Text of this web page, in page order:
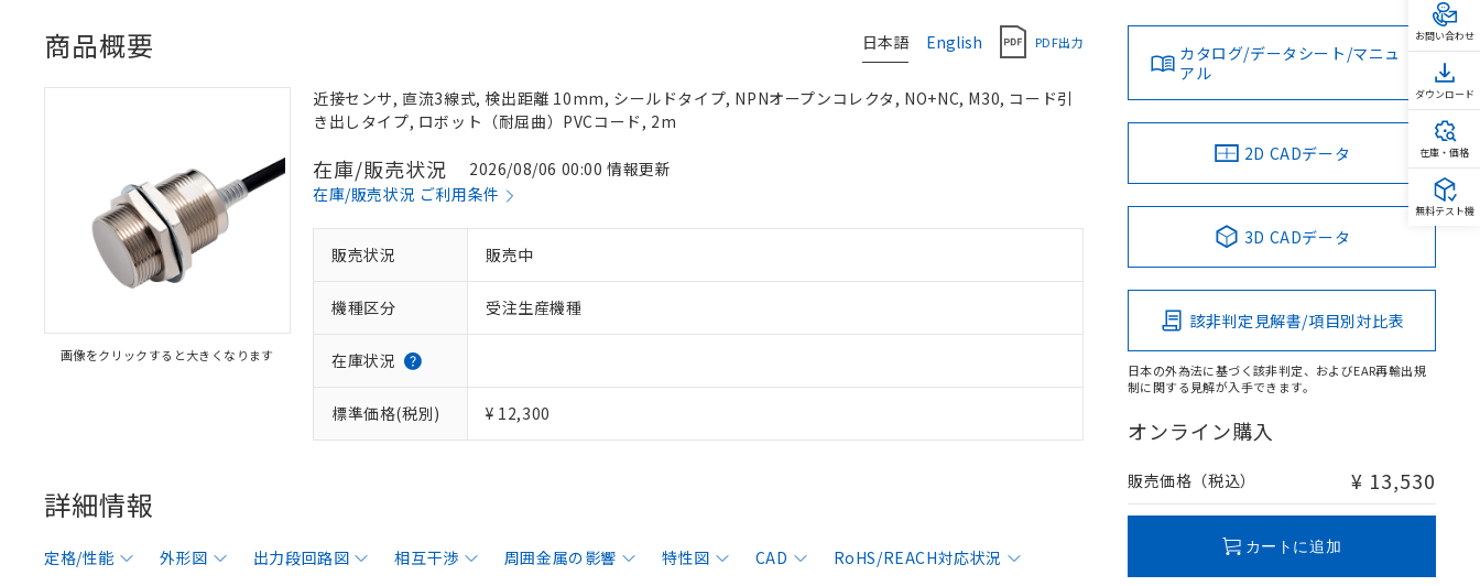
日本語 English PDF出力
商品概要
画像をクリックすると大きくなります
近接センサ, 直流3線式, 検出距離 10mm, シールドタイプ, NPNオープンコレクタ, NO+NC, M30, コード引
き出しタイプ, ロボット（耐屈曲）PVCコード, 2m
在庫/販売状況
2026/08/06 00:00 情報更新
在庫/販売状況 ご利用条件
販売状況 販売中
機種区分 受注生産機種
在庫状況
標準価格(税別) ¥ 12,300
詳細情報
定格/性能 外形図 出力段回路図 相互干渉 周囲金属の影響 特性図 CAD
RoHS/REACH対応状況
カタログ/データシート/マニュ
アル
2D CADデータ
3D CADデータ
該非判定見解書/項目別対比表
日本の外為法に基づく該非判定、およびEAR再輸出規
制に関する見解が入手できます。
オンライン購入
販売価格（税込） ¥ 13,530
カートに追加
お問い合わせ
ダウンロード
在庫・価格
無料テスト機